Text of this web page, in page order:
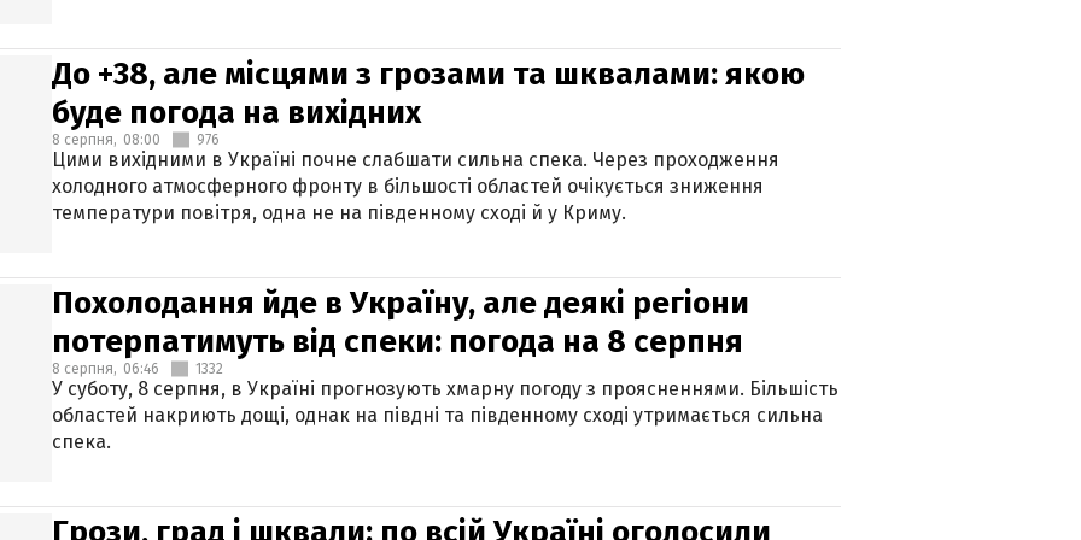
До +38, але місцями з грозами та шквалами: якою
буде погода на вихідних
8 серпня, 08:00 976
Цими вихідними в Україні почне слабшати сильна спека. Через проходження
холодного атмосферного фронту в більшості областей очікується зниження
температури повітря, одна не на південному сході й у Криму.
Похолодання йде в Україну, але деякі регіони
потерпатимуть від спеки: погода на 8 серпня
8 серпня, 06:46 1332
У суботу, 8 серпня, в Україні прогнозують хмарну погоду з проясненнями. Більшість
областей накриють дощі, однак на півдні та південному сході утримається сильна
спека.
Грози, град і шквали: по всій Україні оголосили